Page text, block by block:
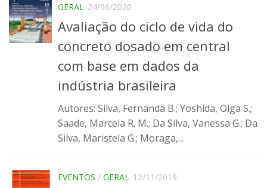
Geral
Projetos de pesquisa
Materiais cimentícios ecoeficientes
Resíduos como matérias-primas
GERAL 24/06/2020
Avaliação do ciclo de vida do
concreto dosado em central
com base em dados da
indústria brasileira
Autores: Silva, Fernanda B.; Yoshida, Olga S.;
Saade, Marcela R. M.; Da Silva, Vanessa G.; Da
Silva, Maristela G.; Moraga,...
EVENTOS / GERAL 12/11/2019